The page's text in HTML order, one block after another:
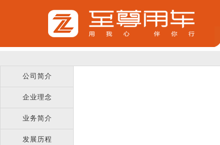
公司简介
企业理念
业务简介
发展历程